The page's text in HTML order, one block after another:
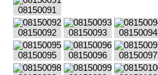
08150091
08150092 08150093 08150094
08150095 08150096 08150097